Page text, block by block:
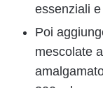
essenziali
Poi
mescolate